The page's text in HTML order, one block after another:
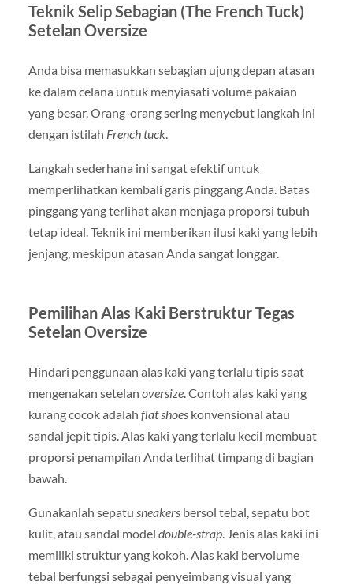
Teknik Selip Sebagian (The French Tuck)
Setelan Oversize
Anda bisa memasukkan sebagian ujung depan atasan
ke dalam celana untuk menyiasati volume pakaian
yang besar. Orang-orang sering menyebut langkah ini
dengan istilah French tuck.
Langkah sederhana ini sangat efektif untuk
memperlihatkan kembali garis pinggang Anda. Batas
pinggang yang terlihat akan menjaga proporsi tubuh
tetap ideal. Teknik ini memberikan ilusi kaki yang lebih
jenjang, meskipun atasan Anda sangat longgar.
Pemilihan Alas Kaki Berstruktur Tegas
Setelan Oversize
Hindari penggunaan alas kaki yang terlalu tipis saat
mengenakan setelan oversize. Contoh alas kaki yang
kurang cocok adalah flat shoeskonvensional atau
sandal jepit tipis. Alas kaki yang terlalu kecil membuat
proporsi penampilan Anda terlihat timpang di bagian
bawah.
Gunakanlah sepatu sneakersbersol tebal, sepatu bot
kulit, atau sandal model double-strap. Jenis alas kaki ini
memiliki struktur yang kokoh. Alas kaki bervolume
tebal berfungsi sebagai penyeimbang visual yang